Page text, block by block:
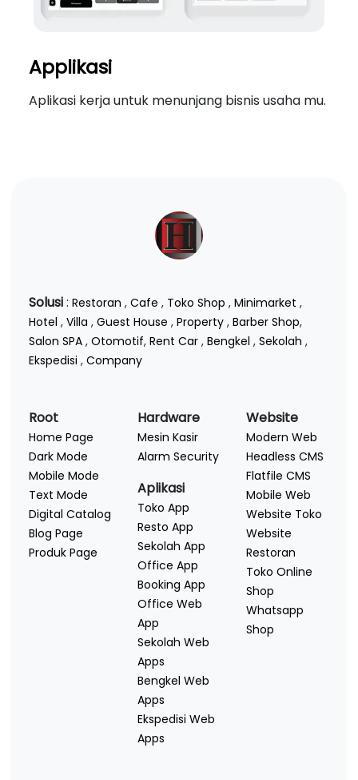
Applikasi
Aplikasi kerja untuk menunjang bisnis usaha mu.
Solusi: Restoran , Cafe , Toko Shop , Minimarket ,
Hotel , Villa , Guest House , Property , Barber Shop,
Salon SPA , Otomotif, Rent Car , Bengkel , Sekolah ,
Ekspedisi , Company
Root
Home Page
Dark Mode
Mobile Mode
Text Mode
Digital Catalog
Blog Page
Produk Page
Hardware
Mesin Kasir
Alarm Security
Aplikasi
Toko App
Resto App
Sekolah App
Office App
Booking App
Office Web
App
Sekolah Web
Apps
Bengkel Web
Apps
Ekspedisi Web
Apps
Website
Modern Web
Headless CMS
Flatfile CMS
Mobile Web
Website Toko
Website
Restoran
Toko Online
Shop
Whatsapp
Shop